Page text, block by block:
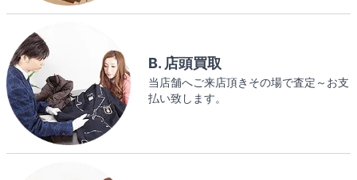
B. 店頭買取
当店舗へご来店頂きその場で査定～お支
払い致します。